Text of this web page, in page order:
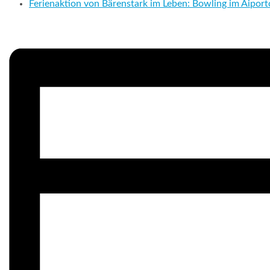
Ferienaktion von Bärenstark im Leben: Bowling im